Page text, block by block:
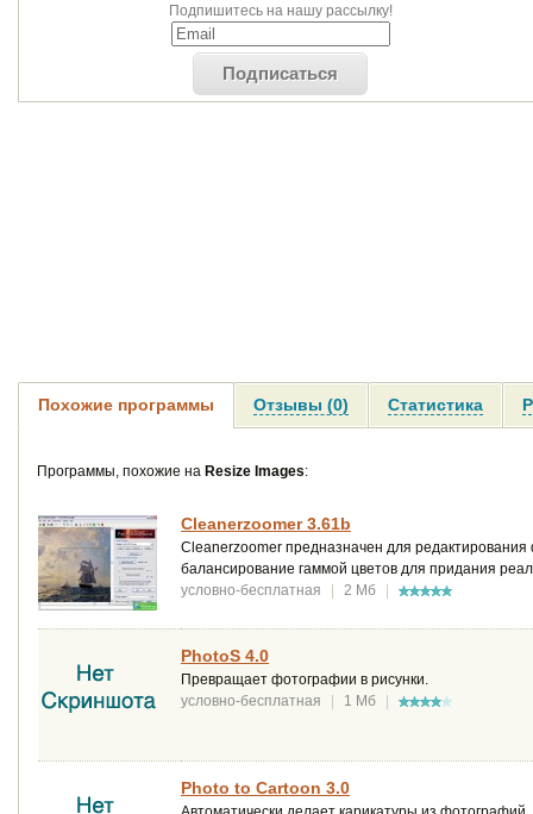
Подпишитесь на нашу рассылку!
Подписаться
Похожие программы Отзывы (0) Статистика
Программы, похожие на Resize Images:
Cleanerzoomer 3.61b
Cleanerzoomer предназначен для
балансирование гаммой цветов для придания
условно-бесплатная
| 2 Мб |
PhotoS 4.0
Превращает фотографии в рисунки.
условно-бесплатная
| 1 Мб |
Photo to Cartoon 3.0